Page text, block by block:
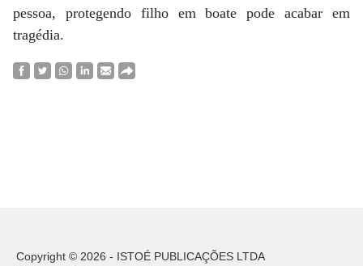
pessoa, protegendo filho em boate pode acabar em
tragédia.
Copyright © 2026 - ISTOÉ PUBLICAÇÕES LTDA